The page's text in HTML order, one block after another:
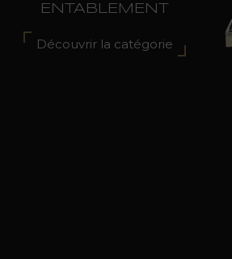
ENTABLEMENT
Découvrir la catégorie